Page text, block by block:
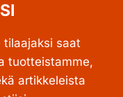
tilaajaksi saat
tuotteistamme,
artikkeleista